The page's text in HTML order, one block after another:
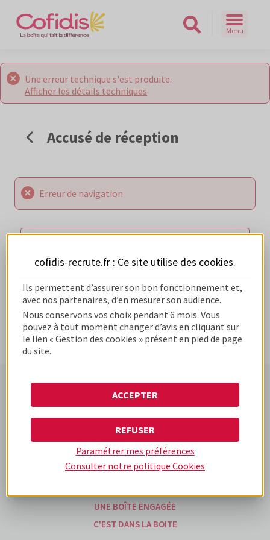
Menu
Une erreur technique s'est produite.
Afficher les détails techniques
Accusé de réception
Erreur de navigation
solutions.fr
UNE BOÎTE DIFFÉRENTE
UNE BOÎTE D'EXPÉRIENCES
UNE BOÎTE ENGAGÉE
C'EST DANS LA BOITE
cofidis-recrute.fr : Ce site utilise des cookies.
Ils permettent d’assurer son bon fonctionnement et,
avec nos partenaires, d’en mesurer son audience.
Nous conservons vos choix pendant 6 mois. Vous
pouvez à tout moment changer d’avis en cliquant sur
le lien « Gestion des cookies » présent en pied de page
du site.
ACCEPTER
REFUSER
Paramétrer mes préférences
Consulter notre politique Cookies